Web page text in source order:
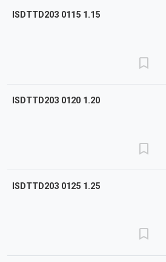
ISDTTD203 0115 1.15
ISDTTD203 0120 1.20
ISDTTD203 0125 1.25